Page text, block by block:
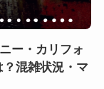
ー・カリフォ
混雑状況・マ